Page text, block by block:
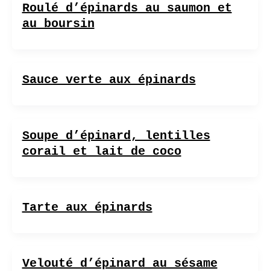
Roulé d’épinards au saumon et
au boursin
Sauce verte aux épinards
Soupe d’épinard, lentilles
corail et lait de coco
Tarte aux épinards
Velouté d’épinard au sésame